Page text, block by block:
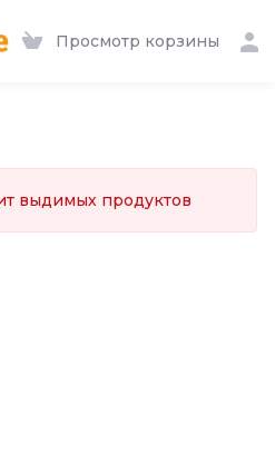
Просмотр корзины
выдимых продуктов